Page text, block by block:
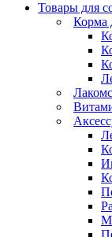
Товары для
Корма